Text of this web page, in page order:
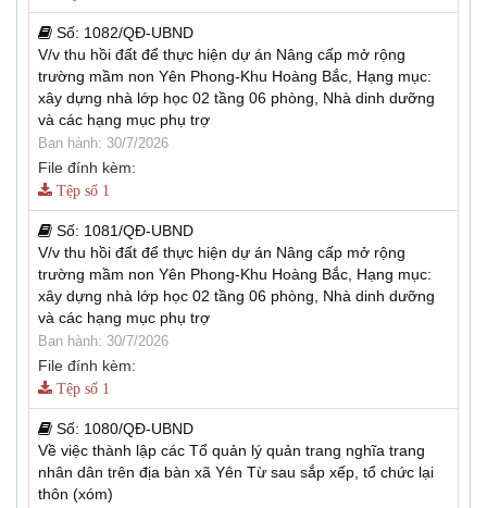
Số: 1082/QĐ-UBND
V/v thu hồi đất để thực hiện dự án Nâng cấp mở rộng
trường mầm non Yên Phong-Khu Hoàng Bắc, Hạng mục:
xây dựng nhà lớp học 02 tầng 06 phòng, Nhà dinh dưỡng
và các hạng mục phụ trợ
Ban hành: 30/7/2026
File đính kèm:
Tệp số 1
Số: 1081/QĐ-UBND
V/v thu hồi đất để thực hiện dự án Nâng cấp mở rộng
trường mầm non Yên Phong-Khu Hoàng Bắc, Hạng mục:
xây dựng nhà lớp học 02 tầng 06 phòng, Nhà dinh dưỡng
và các hạng mục phụ trợ
Ban hành: 30/7/2026
File đính kèm:
Tệp số 1
Số: 1080/QĐ-UBND
Về việc thành lập các Tổ quản lý quản trang nghĩa trang
nhân dân trên địa bàn xã Yên Từ sau sắp xếp, tổ chức lại
thôn (xóm)